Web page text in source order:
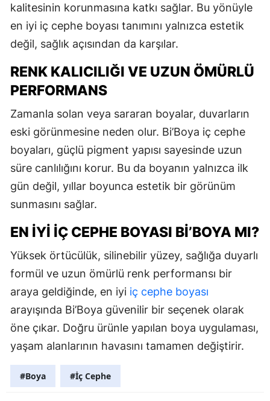
kalitesinin korunmasına katkı sağlar. Bu yönüyle
en iyi iç cephe boyası tanımını yalnızca estetik
değil, sağlık açısından da karşılar.
RENK KALICILIĞI VE UZUN ÖMÜRLÜ
PERFORMANS
Zamanla solan veya sararan boyalar, duvarların
eski görünmesine neden olur. Bi’Boya iç cephe
boyaları, güçlü pigment yapısı sayesinde uzun
süre canlılığını korur. Bu da boyanın yalnızca ilk
gün değil, yıllar boyunca estetik bir görünüm
sunmasını sağlar.
EN İYI İÇ CEPHE BOYASI BI’BOYA MI?
Yüksek örtücülük, silinebilir yüzey, sağlığa duyarlı
formül ve uzun ömürlü renk performansı bir
araya geldiğinde, en iyi iç cephe boyası
arayışında Bi’Boya güvenilir bir seçenek olarak
öne çıkar. Doğru ürünle yapılan boya uygulaması,
yaşam alanlarının havasını tamamen değiştirir.
#Boya #İç Cephe